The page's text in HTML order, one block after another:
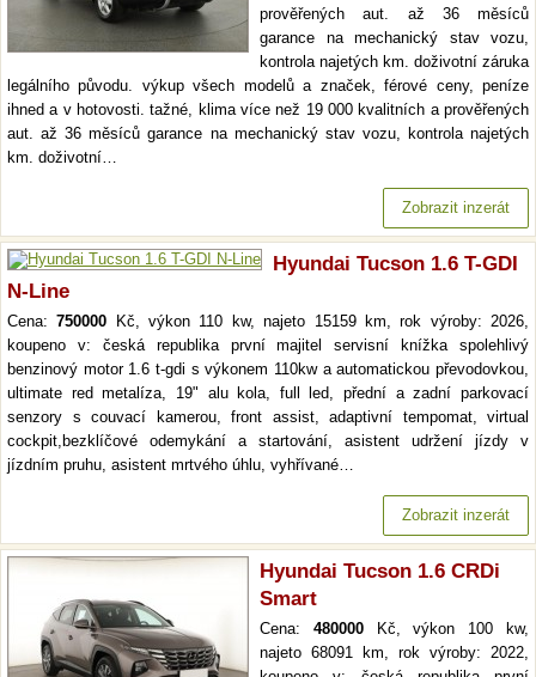
prověřených aut. až 36 měsíců
garance na mechanický stav vozu,
kontrola najetých km. doživotní záruka
legálního původu. výkup všech modelů a značek, férové ceny, peníze
ihned a v hotovosti. tažné, klima více než 19 000 kvalitních a prověřených
aut. až 36 měsíců garance na mechanický stav vozu, kontrola najetých
km. doživotní…
Zobrazit inzerát
Hyundai Tucson 1.6 T-GDI
N-Line
Cena:750000 Kč, výkon 110 kw, najeto 15159 km, rok výroby: 2026,
koupeno v: česká republika první majitel servisní knížka spolehlivý
benzinový motor 1.6 t-gdi s výkonem 110kw a automatickou převodovkou,
ultimate red metalíza, 19" alu kola, full led, přední a zadní parkovací
senzory s couvací kamerou, front assist, adaptivní tempomat, virtual
cockpit,bezklíčové odemykání a startování, asistent udržení jízdy v
jízdním pruhu, asistent mrtvého úhlu, vyhřívané…
Zobrazit inzerát
Hyundai Tucson 1.6 CRDi
Smart
Cena: 480000Kč, výkon 100 kw,
najeto 68091 km, rok výroby: 2022,